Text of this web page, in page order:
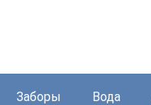
Заборы Вода